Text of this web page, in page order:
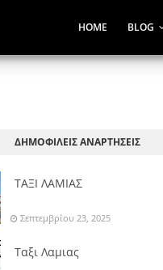
HOME BLOG
ΔΗΜΟΦΙΛΕΙΣ ΑΝΑΡΤΗΣΕΙΣ
ΤΑΞΙ ΛΑΜΙΑΣ
Σεπτεμβρίου 23, 2025
Ταξι Λαμιας